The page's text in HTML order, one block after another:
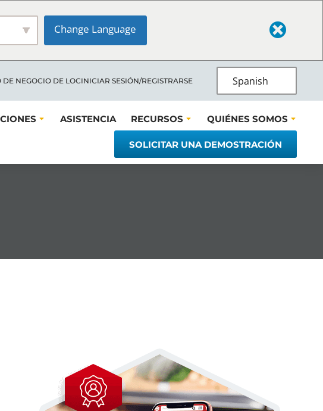
Change Language
NEGOCIO DE LOCINICIAR SESIÓN/REGISTRARSE Spanish
ASISTENCIA RECURSOS QUIÉNES SOMOS
SOLICITAR UNA DEMOSTRACIÓN